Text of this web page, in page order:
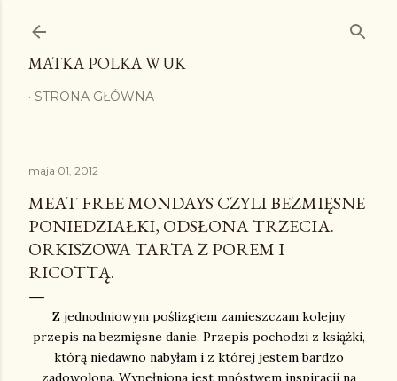
MATKA POLKA W UK
STRONA GŁÓWNA
maja 01, 2012
MEAT FREE MONDAYS CZYLI BEZMIĘSNE
PONIEDZIAŁKI, ODSŁONA TRZECIA.
ORKISZOWA TARTA Z POREM I
RICOTTĄ.
Z jednodniowym poślizgiem zamieszczam kolejny
przepis na bezmięsne danie. Przepis pochodzi z książki,
którą niedawno nabyłam i z której jestem bardzo
zadowolona. Wypełniona jest mnóstwem inspiracji na